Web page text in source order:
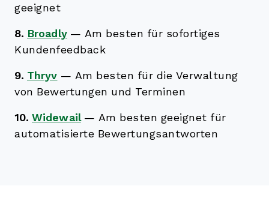
geeignet
8. Broadly — Am besten für sofortiges
Kundenfeedback
9. Thryv — Am besten für die Verwaltung
von Bewertungen und Terminen
10. Widewail — Am besten geeignet für
automatisierte Bewertungsantworten